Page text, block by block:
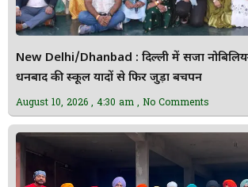
New Delhi/Dhanbad : दिल्ली में सजा
धनबाद की स्कूल यादों से फिर जुड़ा बचपन
August 10, 2026 4:30 am No Comments